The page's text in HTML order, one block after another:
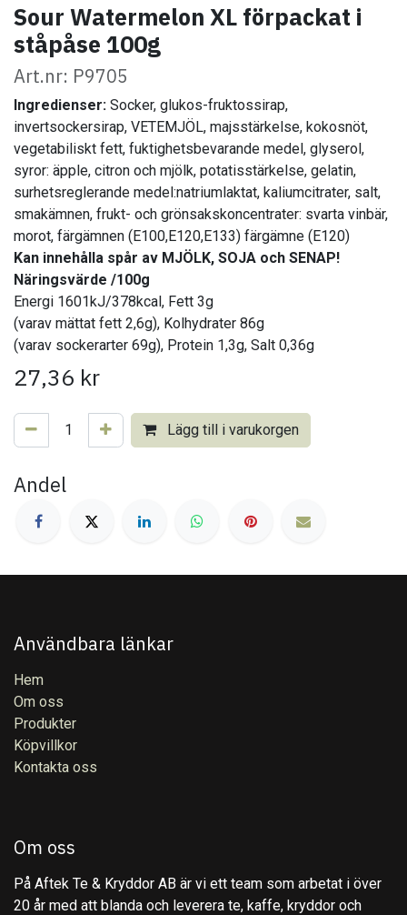
Sour Watermelon XL förpackat i
ståpåse 100g
Art.nr: P9705
Ingredienser: Socker, glukos-fruktossirap,
invertsockersirap, VETEMJÖL, majsstärkelse, kokosnöt,
vegetabiliskt fett, fuktighetsbevarande medel, glyserol,
syror: äpple, citron och mjölk, potatisstärkelse, gelatin,
surhetsreglerande medel:natriumlaktat, kaliumcitrater, salt,
smakämnen, frukt- och grönsakskoncentrater: svarta vinbär,
morot, färgämnen (E100,E120,E133) färgämne (E120)
Kan innehålla spår av MJÖLK, SOJA och SENAP!
Näringsvärde /100g
Energi 1601kJ/378kcal, Fett 3g
(varav mättat fett 2,6g), Kolhydrater 86g
(varav sockerarter 69g), Protein 1,3g, Salt 0,36g
27,36 kr
Lägg till i varukorgen
Andel
Användbara länkar
Hem
Om oss
Produkter
Köpvillkor
Kontakta oss
Om oss
På Aftek Te & Kryddor AB är vi ett team som arbetat i över
20 år med att blanda och leverera te, kaffe, kryddor och